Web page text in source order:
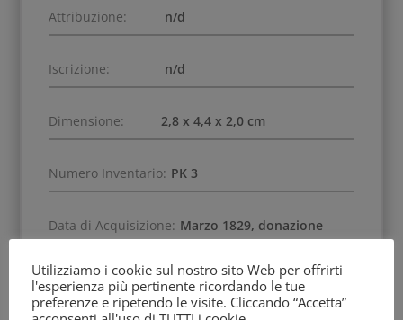
Attribuzione: n/d
Iscrizione: n/d
Dimensione: 2,8 x 4,4 x 2,0 cm
Numero Inventario: PK 3
Data di Acquisizione: Marzo 1829, donazione
Soggetto: Cervo
Utilizziamo i cookie sul nostro sito Web per offrirti
l'esperienza più pertinente ricordando le tue
preferenze e ripetendo le visite. Cliccando “Accetta”